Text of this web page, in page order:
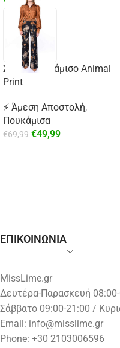
Σατέν Πουκάμισο Animal
Print
⚡ Άμεση Αποστολή,
Πουκάμισα
€69,99 €49,99
ΕΠΙΚΟΙΝΩΝΙΑ
MissLime.gr
Δευτέρα-Παρασκευή
Σάββατο 09:00-21:00 /
Email: info@misslime.gr
Phone: +30 2103006596